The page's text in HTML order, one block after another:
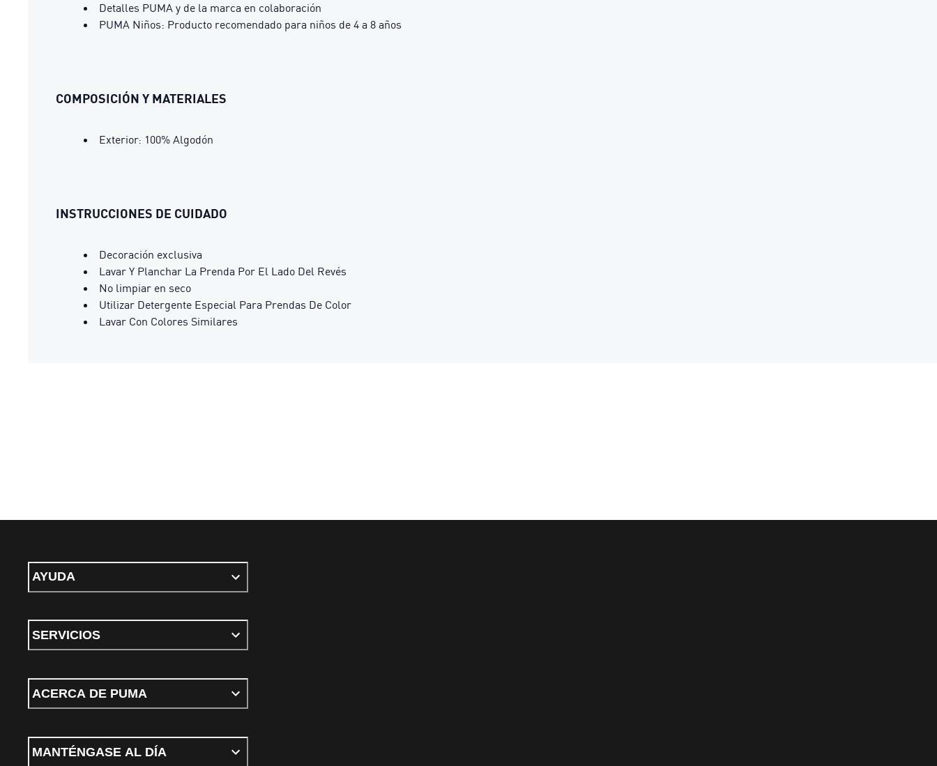
Detalles PUMA y de la marca en colaboración
PUMA Niños: Producto recomendado para niños de 4 a 8 años
COMPOSICIÓN Y MATERIALES
Exterior: 100% Algodón
INSTRUCCIONES DE CUIDADO
Decoración exclusiva
Lavar Y Planchar La Prenda Por El Lado Del Revés
No limpiar en seco
Utilizar Detergente Especial Para Prendas De Color
Lavar Con Colores Similares
AYUDA
SERVICIOS
ACERCA DE PUMA
MANTÉNGASE AL DÍA